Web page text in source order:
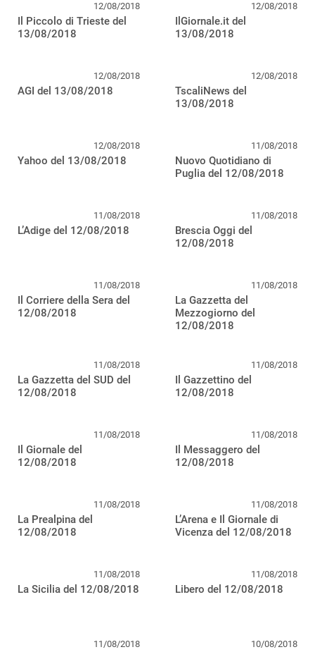
12/08/2018
Il Piccolo di Trieste del
13/08/2018
12/08/2018
IlGiornale.it del
13/08/2018
12/08/2018
AGI del 13/08/2018
12/08/2018
TscaliNews del
13/08/2018
12/08/2018
Yahoo del 13/08/2018
11/08/2018
Nuovo Quotidiano di
Puglia del 12/08/2018
11/08/2018
L’Adige del 12/08/2018
11/08/2018
Brescia Oggi del
12/08/2018
11/08/2018
Il Corriere della Sera del
12/08/2018
11/08/2018
La Gazzetta del
Mezzogiorno del
12/08/2018
11/08/2018
La Gazzetta del SUD del
12/08/2018
11/08/2018
Il Gazzettino del
12/08/2018
11/08/2018
Il Giornale del
12/08/2018
11/08/2018
Il Messaggero del
12/08/2018
11/08/2018
La Prealpina del
12/08/2018
11/08/2018
L’Arena e Il Giornale di
Vicenza del 12/08/2018
11/08/2018
La Sicilia del 12/08/2018
11/08/2018
Libero del 12/08/2018
11/08/2018 10/08/2018